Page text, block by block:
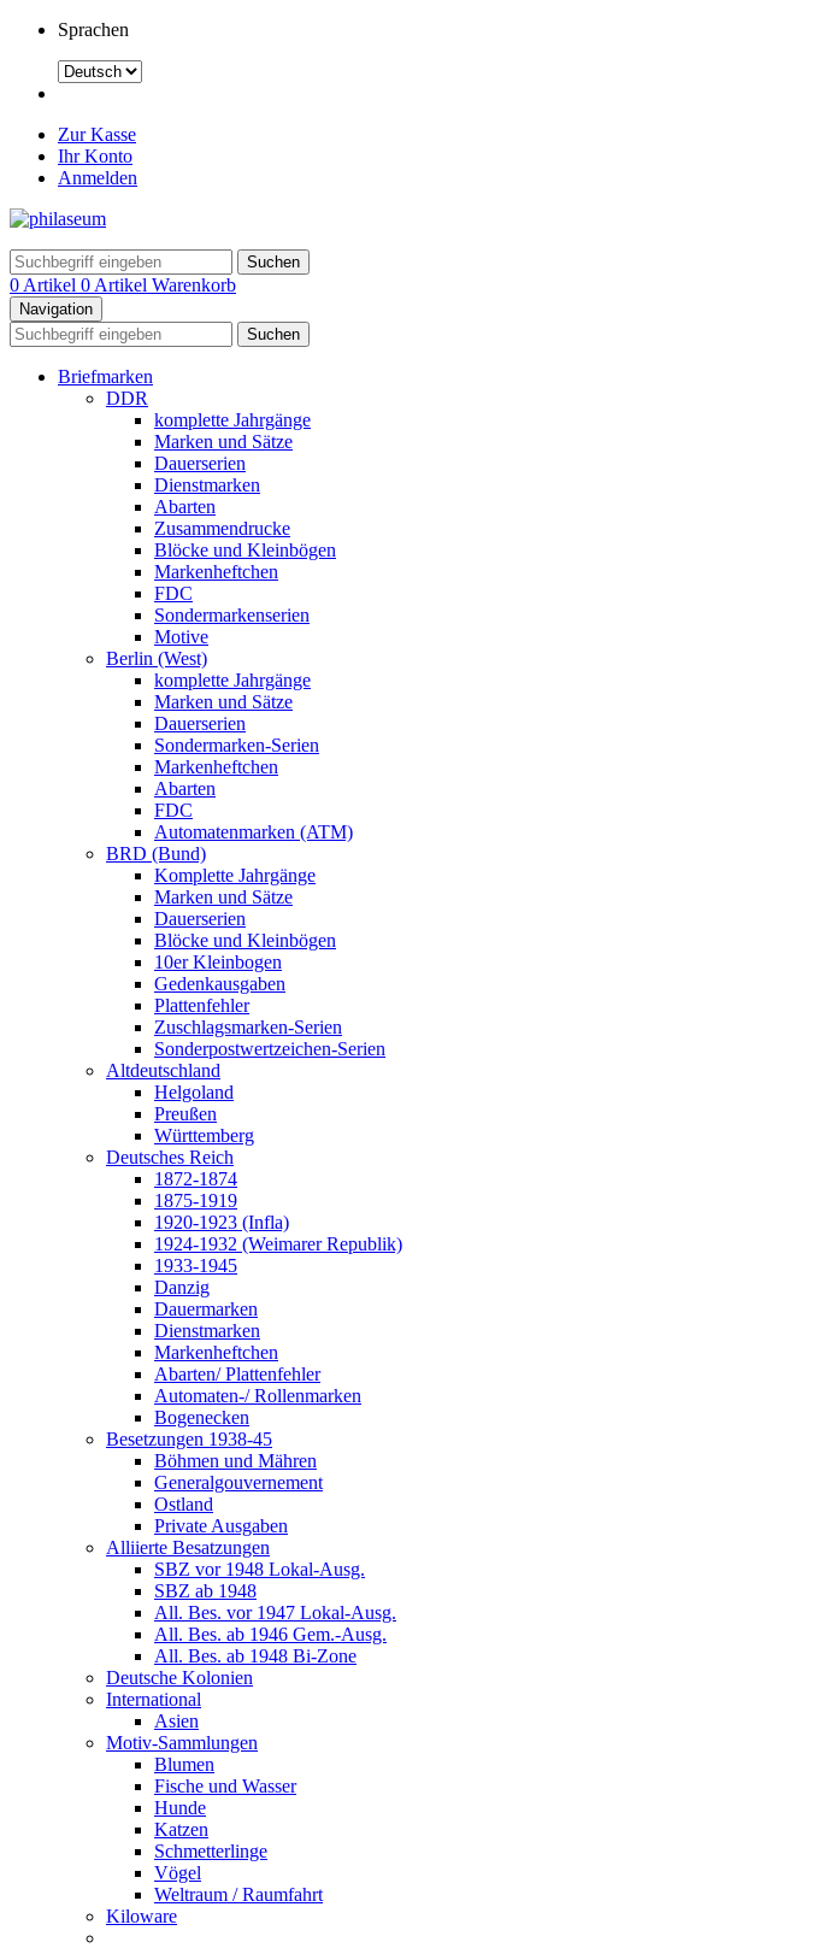
Sprachen
Zur Kasse
Ihr Konto
Anmelden
Suchen
0 Artikel 0 Artikel Warenkorb
Navigation
Suchen
Briefmarken
DDR
komplette Jahrgänge
Marken und Sätze
Dauerserien
Dienstmarken
Abarten
Zusammendrucke
Blöcke und Kleinbögen
Markenheftchen
FDC
Sondermarkenserien
Motive
Berlin (West)
komplette Jahrgänge
Marken und Sätze
Dauerserien
Sondermarken-Serien
Markenheftchen
Abarten
FDC
Automatenmarken (ATM)
BRD (Bund)
Komplette Jahrgänge
Marken und Sätze
Dauerserien
Blöcke und Kleinbögen
10er Kleinbogen
Gedenkausgaben
Plattenfehler
Zuschlagsmarken-Serien
Sonderpostwertzeichen-Serien
Altdeutschland
Helgoland
Preußen
Württemberg
Deutsches Reich
1872-1874
1875-1919
1920-1923 (Infla)
1924-1932 (Weimarer Republik)
1933-1945
Danzig
Dauermarken
Dienstmarken
Markenheftchen
Abarten/ Plattenfehler
Automaten-/ Rollenmarken
Bogenecken
Besetzungen 1938-45
Böhmen und Mähren
Generalgouvernement
Ostland
Private Ausgaben
Alliierte Besatzungen
SBZ vor 1948 Lokal-Ausg.
SBZ ab 1948
All. Bes. vor 1947 Lokal-Ausg.
All. Bes. ab 1946 Gem.-Ausg.
All. Bes. ab 1948 Bi-Zone
Deutsche Kolonien
International
Asien
Motiv-Sammlungen
Blumen
Fische und Wasser
Hunde
Katzen
Schmetterlinge
Vögel
Weltraum / Raumfahrt
Kiloware